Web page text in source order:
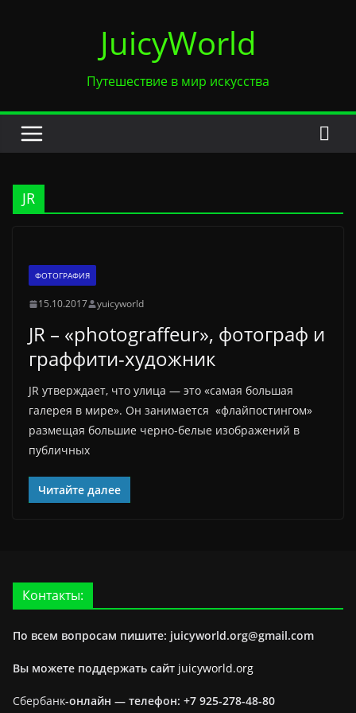
JuicyWorld
Путешествие в мир искусства
JR
ФОТОГРАФИЯ
15.10.2017 yuicyworld
JR – «photograffeur», фотограф и
граффити-художник
JR утверждает, что улица — это «самая большая
галерея в мире». Он занимается «флайпостингом»
размещая большие черно-белые изображений в
публичных
Читайте далее
Контакты:
По всем вопросам пишите: juicyworld.org@gmail.com
Вы можете поддержать сайт juicyworld.org
Сбербанк-онлайн — телефон: +7 925-278-48-80